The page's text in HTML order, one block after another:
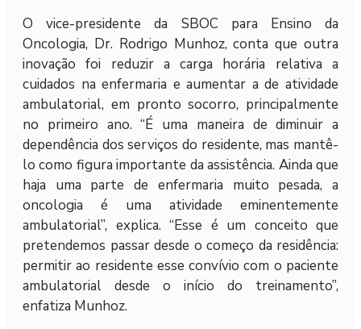
O vice-presidente da SBOC para Ensino da
Oncologia, Dr. Rodrigo Munhoz, conta que outra
inovação foi reduzir a carga horária relativa a
cuidados na enfermaria e aumentar a de atividade
ambulatorial, em pronto socorro, principalmente
no primeiro ano. “É uma maneira de diminuir a
dependência dos serviços do residente, mas mantê-
lo como figura importante da assistência. Ainda que
haja uma parte de enfermaria muito pesada, a
oncologia é uma atividade eminentemente
ambulatorial”, explica. “Esse é um conceito que
pretendemos passar desde o começo da residência:
permitir ao residente esse convívio com o paciente
ambulatorial desde o início do treinamento”,
enfatiza Munhoz.